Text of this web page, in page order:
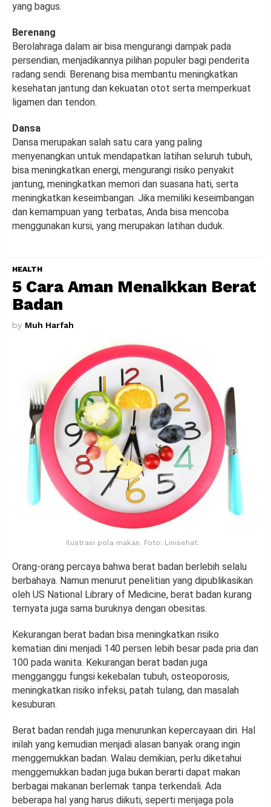
yang bagus.
Berenang
Berolahraga dalam air bisa mengurangi dampak pada
persendian, menjadikannya pilihan populer bagi penderita
radang sendi. Berenang bisa membantu meningkatkan
kesehatan jantung dan kekuatan otot serta memperkuat
ligamen dan tendon.
Dansa
Dansa merupakan salah satu cara yang paling
menyenangkan untuk mendapatkan latihan seluruh tubuh,
bisa meningkatkan energi, mengurangi risiko penyakit
jantung, meningkatkan memori dan suasana hati, serta
meningkatkan keseimbangan. Jika memiliki keseimbangan
dan kemampuan yang terbatas, Anda bisa mencoba
menggunakan kursi, yang merupakan latihan duduk.
HEALTH
5 Cara Aman Menaikkan Berat
Badan
by Muh Harfah
Ilustrasi pola makan. Foto: Linisehat.
Orang-orang percaya bahwa berat badan berlebih selalu
berbahaya. Namun menurut penelitian yang dipublikasikan
oleh US National Library of Medicine, berat badan kurang
ternyata juga sama buruknya dengan obesitas.
Kekurangan berat badan bisa meningkatkan risiko
kematian dini menjadi 140 persen lebih besar pada pria dan
100 pada wanita. Kekurangan berat badan juga
mengganggu fungsi kekebalan tubuh, osteoporosis,
meningkatkan risiko infeksi, patah tulang, dan masalah
kesuburan.
Berat badan rendah juga menurunkan kepercayaan diri. Hal
inilah yang kemudian menjadi alasan banyak orang ingin
menggemukkan badan. Walau demikian, perlu diketahui
menggemukkan badan juga bukan berarti dapat makan
berbagai makanan berlemak tanpa terkendali. Ada
beberapa hal yang harus diikuti, seperti menjaga pola